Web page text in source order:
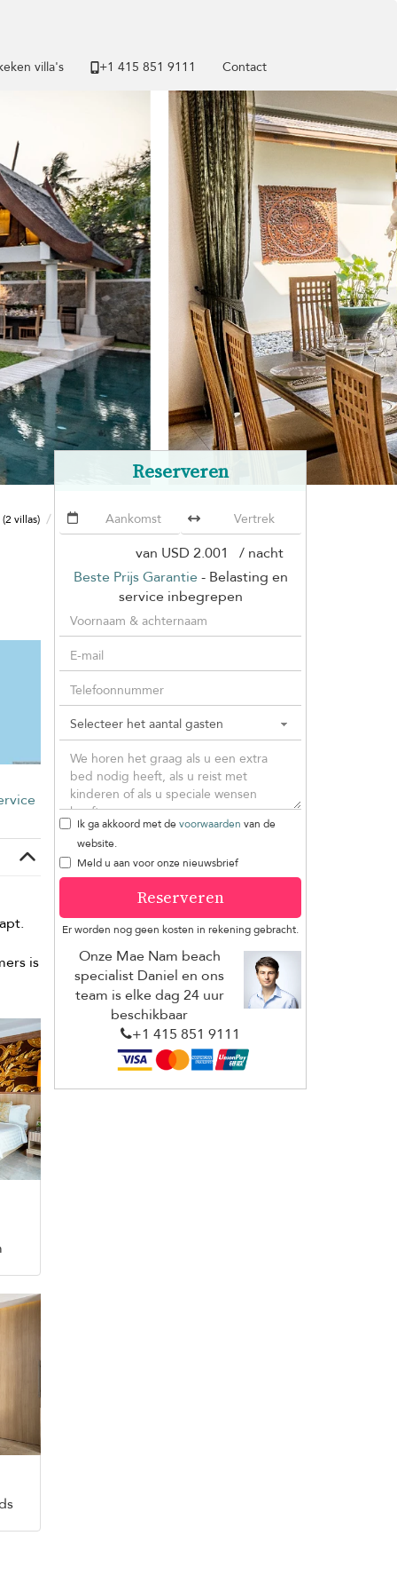
villa's +1 ​415 851 9111 Contact
(2 villas) Villa Sila
is
Reserveren
van USD 2.001
/ nacht
Beste Prijs Garantie - Belasting en
service inbegrepen
Ik ga akkoord met de voorwaarden van de
website.
Meld u aan voor onze nieuwsbrief
Reserveren
Er worden nog geen kosten in rekening gebracht.
Onze Mae Nam beach
specialist Daniel en ons
team is elke dag 24 uur
beschikbaar
+1 ​415 851 9111